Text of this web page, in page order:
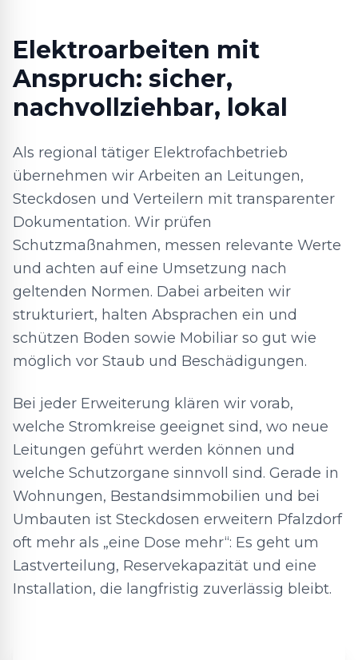
Elektroarbeiten mit
Anspruch: sicher,
nachvollziehbar, lokal
Als regional tätiger Elektrofachbetrieb
übernehmen wir Arbeiten an Leitungen,
Steckdosen und Verteilern mit transparenter
Dokumentation. Wir prüfen
Schutzmaßnahmen, messen relevante Werte
und achten auf eine Umsetzung nach
geltenden Normen. Dabei arbeiten wir
strukturiert, halten Absprachen ein und
schützen Boden sowie Mobiliar so gut wie
möglich vor Staub und Beschädigungen.
Bei jeder Erweiterung klären wir vorab,
welche Stromkreise geeignet sind, wo neue
Leitungen geführt werden können und
welche Schutzorgane sinnvoll sind. Gerade in
Wohnungen, Bestandsimmobilien und bei
Umbauten ist Steckdosen erweitern Pfalzdorf
oft mehr als „eine Dose mehr“: Es geht um
Lastverteilung, Reservekapazität und eine
Installation, die langfristig zuverlässig bleibt.